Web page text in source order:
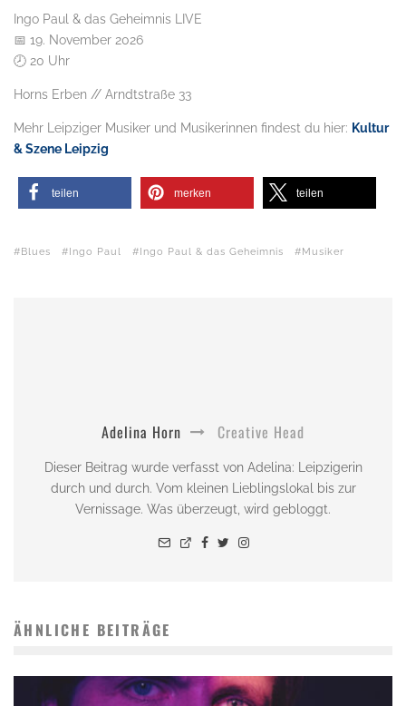
Ingo Paul & das Geheimnis LIVE
📅 19. November 2026
🕗 20 Uhr
Horns Erben // Arndtstraße 33
Mehr Leipziger Musiker und Musikerinnen findest du hier: Kultur
& Szene Leipzig
teilen merken teilen
Blues Ingo Paul Ingo Paul & das Geheimnis Musiker
Adelina Horn Creative Head
Dieser Beitrag wurde verfasst von Adelina: Leipzigerin
durch und durch. Vom kleinen Lieblingslokal bis zur
Vernissage. Was überzeugt, wird gebloggt.
ÄHNLICHE BEITRÄGE